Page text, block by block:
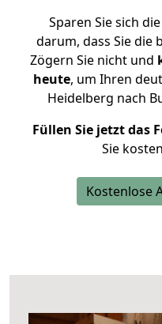
Sparen Sie sich
darum, dass Sie die
Zögern Sie nicht und
heute, um Ihren
Heidelberg nach
Füllen Sie jetzt das
Sie
Kostenlose